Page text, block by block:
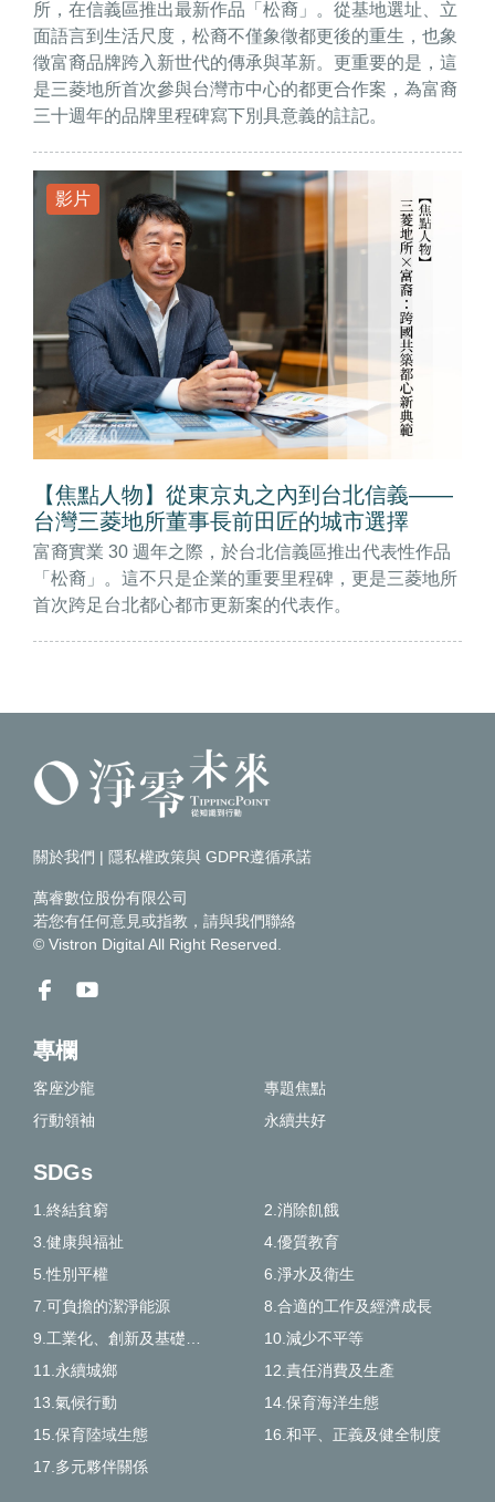
所，在信義區推出最新作品「松裔」。從基地選址、立
面語言到生活尺度，松裔不僅象徵都更後的重生，也象
徵富裔品牌跨入新世代的傳承與革新。更重要的是，這
是三菱地所首次參與台灣市中心的都更合作案，為富裔
三十週年的品牌里程碑寫下別具意義的註記。
影片
【焦點人物】從東京丸之內到台北信義——
台灣三菱地所董事長前田匠的城市選擇
富裔實業 30 週年之際，於台北信義區推出代表性作品
「松裔」。這不只是企業的重要里程碑，更是三菱地所
首次跨足台北都心都市更新案的代表作。
關於我們 | 隱私權政策與 GDPR遵循承諾
萬睿數位股份有限公司
若您有任何意見或指教，請與我們聯絡
© Vistron Digital All Right Reserved.
專欄
客座沙龍
專題焦點
行動領袖
永續共好
SDGs
1.終結貧窮
2.消除飢餓
3.健康與福祉
4.優質教育
5.性別平權
6.淨水及衛生
7.可負擔的潔淨能源
8.合適的工作及經濟成長
10.減少不平等
11.永續城鄉
12.責任消費及生產
13.氣候行動
14.保育海洋生態
15.保育陸域生態
16.和平、正義及健全制度
17.多元夥伴關係